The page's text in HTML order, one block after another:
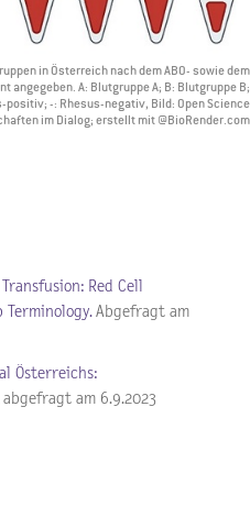
in Österreich nach dem AB0- sowie dem
angegeben. A: Blutgruppe A; B: Blutgruppe B;
positiv; -: Rhesus-negativ, Bild: Open Science
im Dialog; erstellt mit @BioRender.com
Red Cell
Terminology.Abgefragt am
Österreichs:
abgefragt am 6.9.2023